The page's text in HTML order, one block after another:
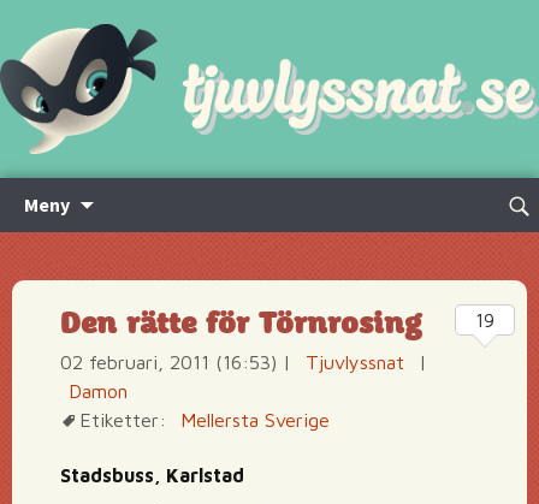
Meny
innehåll
Sök
Den rätte för Törnrosing
02 februari, 2011 (16:53) | Tjuvlyssnat
|
Damon
Etiketter:
Mellersta Sverige
Stadsbuss, Karlstad
19